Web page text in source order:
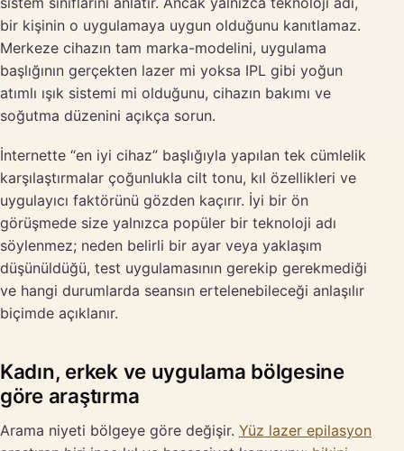
bir kişinin o uygulamaya uygun olduğunu kanıtlamaz.
Merkeze cihazın tam marka-modelini, uygulama
başlığının gerçekten lazer mi yoksa IPL gibi yoğun
atımlı ışık sistemi mi olduğunu, cihazın bakımı ve
soğutma düzenini açıkça sorun.
İnternette “en iyi cihaz” başlığıyla yapılan tek cümlelik
karşılaştırmalar çoğunlukla cilt tonu, kıl özellikleri ve
uygulayıcı faktörünü gözden kaçırır. İyi bir ön
görüşmede size yalnızca popüler bir teknoloji adı
söylenmez; neden belirli bir ayar veya yaklaşım
düşünüldüğü, test uygulamasının gerekip gerekmediği
ve hangi durumlarda seansın ertelenebileceği anlaşılır
biçimde açıklanır.
Kadın, erkek ve uygulama bölgesine
göre araştırma
Arama niyeti bölgeye göre değişir. Yüz lazer epilasyon